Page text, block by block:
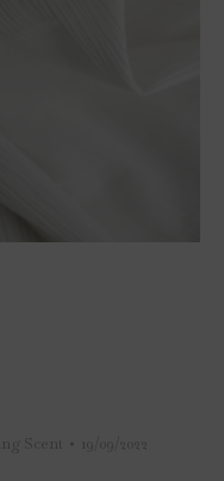
Scent 19/09/2022